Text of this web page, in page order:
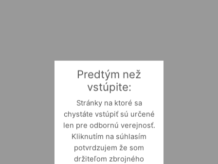
Predtým než
vstúpite:
Stránky na ktoré sa
chystáte vstúpiť sú určené
len pre odbornú verejnosť.
Kliknutím na súhlasím
potvrdzujem že som
držiteľom zbrojného